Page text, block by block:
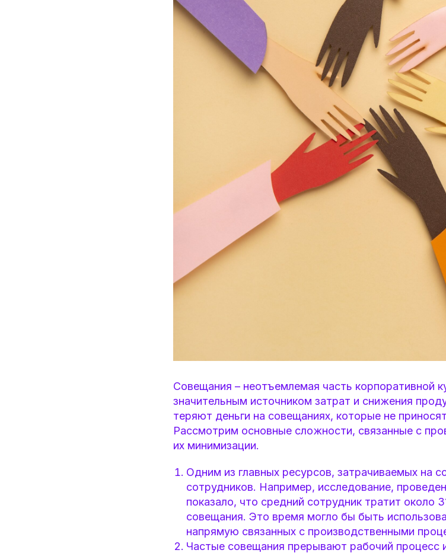
Совещания – неотъемлемая часть корпоративной
значительным источником затрат и снижения
теряют деньги на совещаниях, которые не
Рассмотрим основные сложности, связанные с
их минимизации.
Одним из главных ресурсов, затрачиваемых на
сотрудников. Например, исследование,
показало, что средний сотрудник тратит около
совещания. Это время могло бы быть
напрямую связанных с производственными
Частые совещания прерывают рабочий процесс